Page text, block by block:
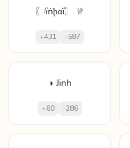
〖ʲȋṅḩαĭ〗 ♕
+431 -587
◑ Jinh
+60 -286